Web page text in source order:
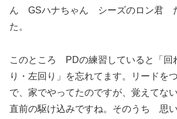
ん GSハナちゃん シーズのロン君
た。
このところ PDの練習していると「回
り・左回り」を忘れてます。リードを
で、家でやってたのですが、覚えてな
直前の駆け込みですね。そのうち 思